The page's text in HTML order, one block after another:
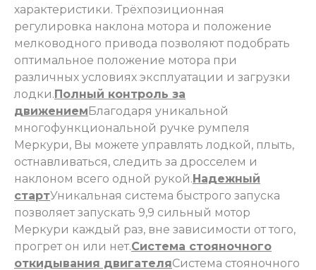
характеристики. Трёхпозиционная
регулировка наклона мотора и положение
мелководного привода позволяют подобрать
оптимальное положение мотора при
различных условиях эксплуатации и загрузки
лодки.Полный контроль за
движениемБлагодаря уникальной
многофункциональной ручке румпеля
Меркури, Вы можете управлять лодкой, плыть,
остнавливаться, следить за дросселем и
наклоном всего одной рукой.Надежный
стартУникальная система быстрого запуска
позволяет запускать 9,9 сильный мотор
Меркури каждый раз, вне зависимости от того,
прогрет он или нет.Система стояночного
откидывания двигателяСистема стояночного